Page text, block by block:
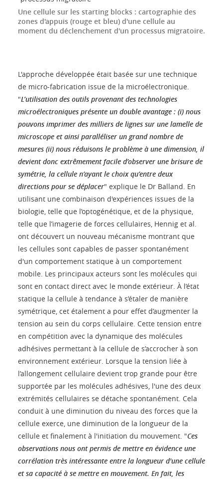
Une cellule sur les starting blocks : cartographie des
zones d'appuis (rouge et bleu) d'une cellule au
moment du déclenchement d'un processus migratoire.
L'approche développée était basée sur une technique
de micro-fabrication issue de la microélectronique.
"L’utilisation des outils provenant des technologies
microélectroniques présente un double avantage : (i) nous
pouvons imprimer des milliers de lignes sur une lamelle de
microscope et ainsi paralléliser un grand nombre de
mesures (ii) nous réduisons le problème à une dimension, il
devient donc extrêmement facile d’observer une brisure de
symétrie, la cellule n’ayant le choix qu’entre deux
directions pour se déplacer" explique le Dr Balland. En
utilisant une combinaison d'expériences issues de la
biologie, telle que l’optogénétique, et de la physique,
telle que l’imagerie de forces cellulaires, Hennig et al.
ont découvert un nouveau mécanisme montrant que
les cellules sont capables de passer spontanément
d'un comportement statique à un comportement
mobile. Les principaux acteurs sont les molécules qui
sont en contact direct avec le monde extérieur. À l’état
statique la cellule à tendance à s’étaler de manière
symétrique, cet étalement a pour effet d’augmenter la
tension au sein du corps cellulaire. Cette tension entre
en compétition avec la dynamique des molécules
adhésives permettant à la cellule de s’accrocher à son
environnement extérieur. Lorsque la tension liée à
l’allongement cellulaire devient trop grande pour être
supportée par les molécules adhésives, l'une des deux
extrémités cellulaires se détache spontanément. Cela
conduit à une diminution du niveau des forces que la
cellule exerce, une diminution de la longueur de la
cellule et finalement à l'initiation du mouvement. "Ces
observations nous ont permis de mettre en évidence une
corrélation très intéressante entre la longueur d'une cellule
et sa capacité à se mettre en mouvement. En fait, les